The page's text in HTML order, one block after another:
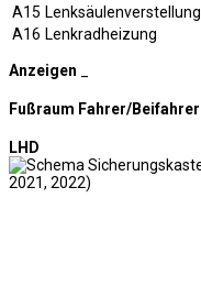
A15 Lenksäulenverstellung
A16 Lenkradheizung
Anzeigen
Fußraum Fahrer/Beifahrer
LHD